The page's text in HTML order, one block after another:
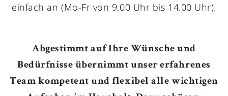
einfach an (Mo-Fr von 9.00 Uhr bis 14.00 Uhr).
Abgestimmt auf Ihre Wünsche und
Bedürfnisse übernimmt unser erfahrenes
Team kompetent und flexibel alle wichtigen